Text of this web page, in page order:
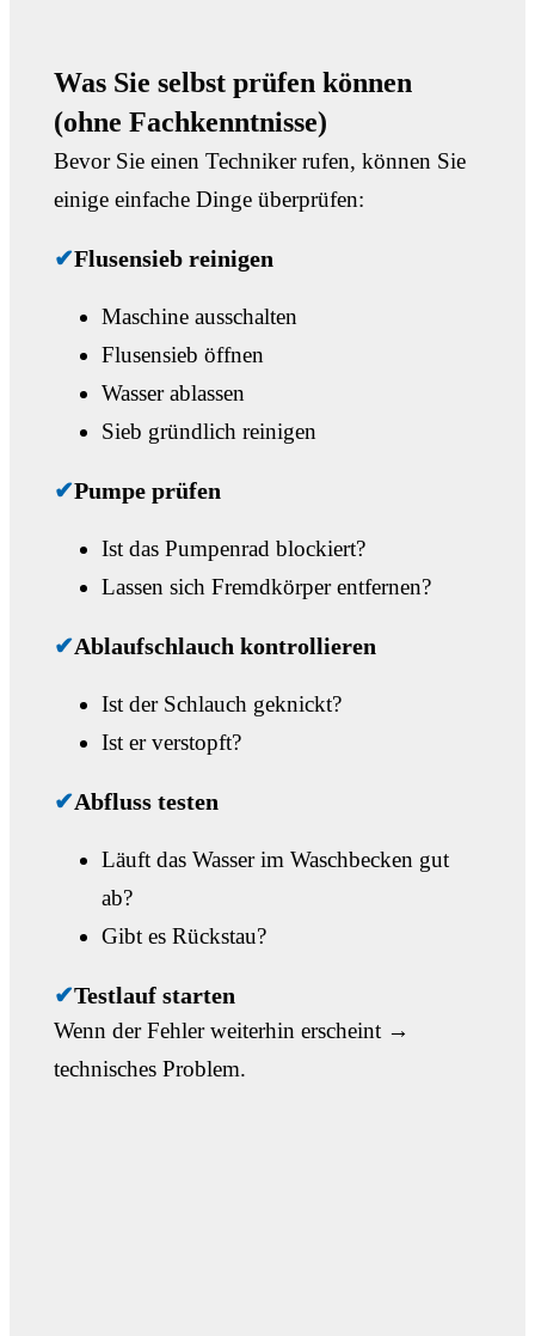
Was Sie selbst prüfen können
(ohne Fachkenntnisse)
Bevor Sie einen Techniker rufen, können Sie
einige einfache Dinge überprüfen:
✔Flusensieb reinigen
Maschine ausschalten
Flusensieb öffnen
Wasser ablassen
Sieb gründlich reinigen
✔Pumpe prüfen
Ist das Pumpenrad blockiert?
Lassen sich Fremdkörper entfernen?
✔Ablaufschlauch kontrollieren
Ist der Schlauch geknickt?
Ist er verstopft?
✔Abfluss testen
Läuft das Wasser im Waschbecken gut
ab?
Gibt es Rückstau?
✔Testlauf starten
Wenn der Fehler weiterhin erscheint →
technisches Problem.